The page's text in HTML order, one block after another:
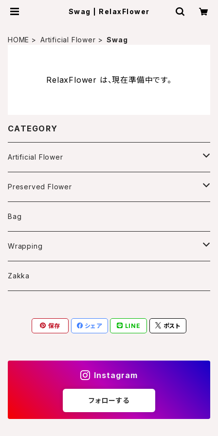
Swag | RelaxFlower
HOME Artificial Flower Swag
RelaxFlower は、現在準備中です。
CATEGORY
Artificial Flower
Arrangment
Box arrangment
Bascket arrangment
Wreath
Swag
Bouquet
Preserved Flower
Arrangment
Wreath
Bag
Wrapping
Wreath case
L
スクエアS
Zakka
保存 シェア LINE ポスト
Instagram
フォローする